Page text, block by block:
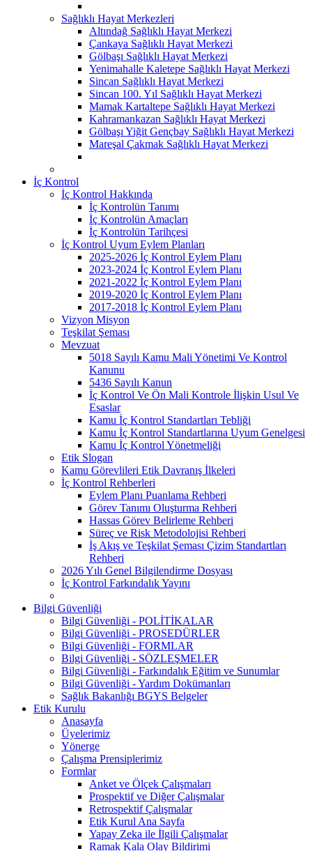
Sağlıklı Hayat Merkezleri
Altındağ Sağlıklı Hayat Merkezi
Çankaya Sağlıklı Hayat Merkezi
Gölbaşı Sağlıklı Hayat Merkezi
Yenimahalle Kaletepe Sağlıklı Hayat Merkezi
Sincan Sağlıklı Hayat Merkezi
Sincan 100. Yıl Sağlıklı Hayat Merkezi
Mamak Kartaltepe Sağlıklı Hayat Merkezi
Kahramankazan Sağlıklı Hayat Merkezi
Gölbaşı Yiğit Gençbay Sağlıklı Hayat Merkezi
Mareşal Çakmak Sağlıklı Hayat Merkezi
İç Kontrol
İç Kontrol Hakkında
İç Kontrolün Tanımı
İç Kontrolün Amaçları
İç Kontrolün Tarihçesi
İç Kontrol Uyum Eylem Planları
2025-2026 İç Kontrol Eylem Planı
2023-2024 İç Kontrol Eylem Planı
2021-2022 İç Kontrol Eylem Planı
2019-2020 İç Kontrol Eylem Planı
2017-2018 İç Kontrol Eylem Planı
Vizyon Misyon
Teşkilat Şeması
Mevzuat
5018 Sayılı Kamu Mali Yönetimi Ve Kontrol
Kanunu
5436 Sayılı Kanun
İç Kontrol Ve Ön Mali Kontrole İlişkin Usul Ve
Esaslar
Kamu İç Kontrol Standartları Tebliği
Kamu İç Kontrol Standartlarına Uyum Genelgesi
Kamu İç Kontrol Yönetmeliği
Etik Slogan
Kamu Görevlileri Etik Davranış İlkeleri
İç Kontrol Rehberleri
Eylem Planı Puanlama Rehberi
Görev Tanımı Oluşturma Rehberi
Hassas Görev Belirleme Rehberi
Süreç ve Risk Metodolojisi Rehberi
İş Akış ve Teşkilat Şeması Çizim Standartları
Rehberi
2026 Yılı Genel Bilgilendirme Dosyası
İç Kontrol Farkındalık Yayını
Bilgi Güvenliği
Bilgi Güvenliği - POLİTİKALAR
Bilgi Güvenliği - PROSEDÜRLER
Bilgi Güvenliği - FORMLAR
Bilgi Güvenliği - SÖZLEŞMELER
Bilgi Güvenliği - Farkındalık Eğitim ve Sunumlar
Bilgi Güvenliği - Yardım Dokümanları
Sağlık Bakanlığı BGYS Belgeler
Etik Kurulu
Anasayfa
Üyelerimiz
Yönerge
Çalışma Prensiplerimiz
Formlar
Anket ve Ölçek Çalışmaları
Prospektif ve Diğer Çalışmalar
Retrospektif Çalışmalar
Etik Kurul Ana Sayfa
Yapay Zeka ile İlgili Çalışmalar
Ramak Kala Olay Bildirimi